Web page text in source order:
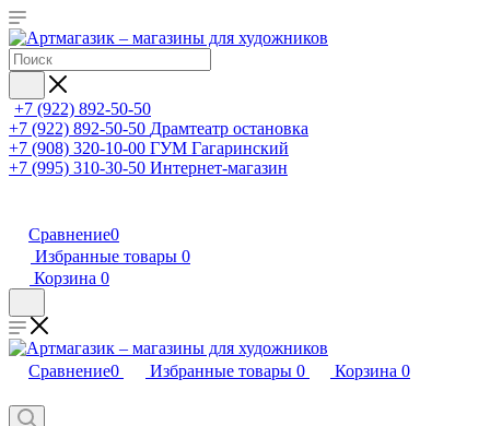
+7 (922) 892-50-50
+7 (922) 892-50-50 Драмтеатр остановка
+7 (908) 320-10-00 ГУМ Гагаринский
+7 (995) 310-30-50 Интернет-магазин
Сравнение0
Избранные товары 0
Корзина 0
Сравнение0 Избранные товары 0 Корзина 0